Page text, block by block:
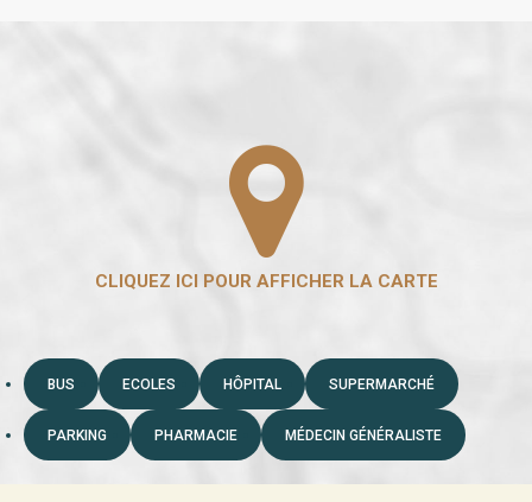
BUS ECOLES HÔPITAL SUPERMARCHÉ
PARKING PHARMACIE MÉDECIN GÉNÉRALISTE